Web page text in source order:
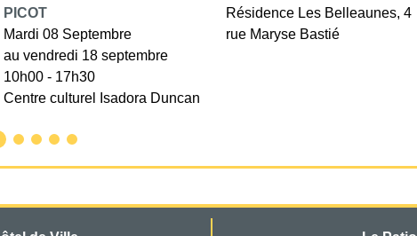
PICOT
Mardi 08 Septembre
au vendredi 18 septembre
10h00 - 17h30
Centre culturel Isadora Duncan
Résidence Les Belleaunes, 4
rue Maryse Bastié